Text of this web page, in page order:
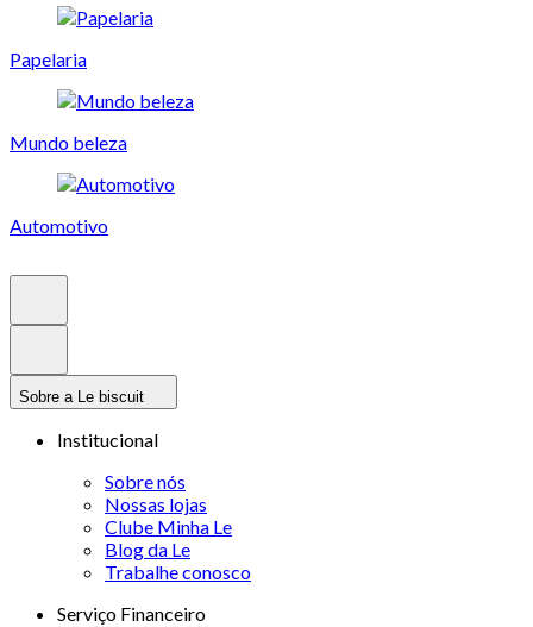
Papelaria
Mundo beleza
Automotivo
Sobre a Le biscuit
Institucional
Sobre nós
Nossas lojas
Clube Minha Le
Blog da Le
Trabalhe conosco
Serviço Financeiro